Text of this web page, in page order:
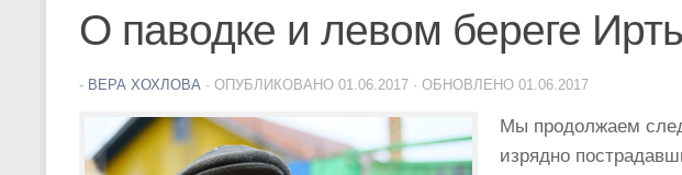
О паводке и левом береге
- ВЕРА ХОХЛОВА · ОПУБЛИКОВАНО 01.06.2017 · ОБНОВЛЕНО 01.06.2017
Мы продолжаем
изрядно